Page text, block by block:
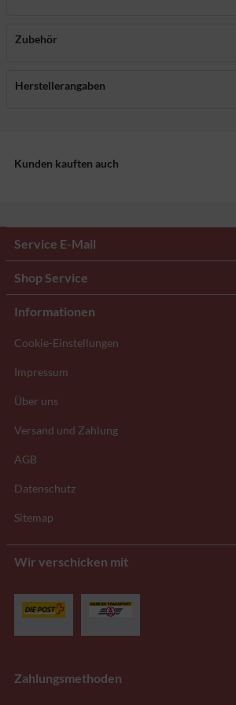
Zubehör
Herstellerangaben
Kunden kauften auch
Service E-Mail
Shop Service
Informationen
Cookie-Einstellungen
Impressum
Über uns
Versand und Zahlung
AGB
Datenschutz
Sitemap
Wir verschicken mit
Zahlungsmethoden